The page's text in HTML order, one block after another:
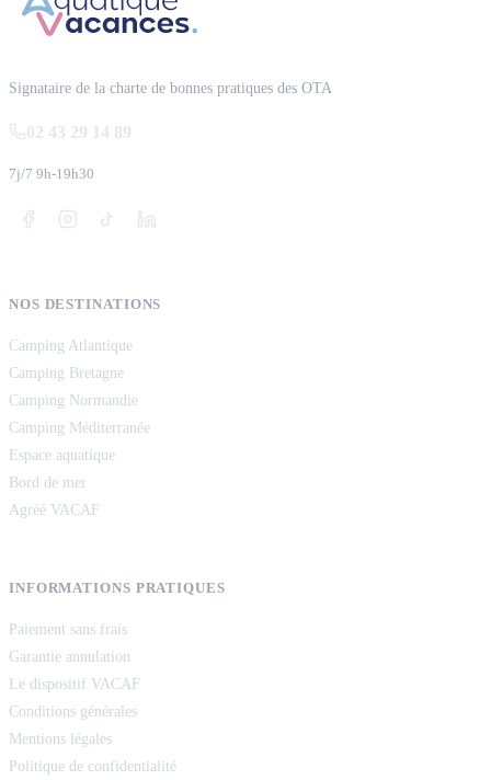
Signataire de la charte de bonnes pratiques des OTA
02 43 29 14 89
7j/7 9h-19h30
NOS DESTINATIONS
Camping Atlantique
Camping Bretagne
Camping Normandie
Camping Méditerranée
Espace aquatique
Bord de mer
Agréé VACAF
INFORMATIONS PRATIQUES
Paiement sans frais
Garantie annulation
Le dispositif VACAF
Conditions générales
Mentions légales
Politique de confidentialité